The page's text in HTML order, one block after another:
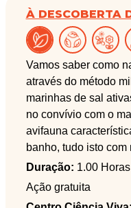
À DESCOBERTA
Vamos saber como
através do método
marinhas de sal
no convívio com o
avifauna
banho, tudo isto
Duração: 1.00 Horas
Ação gratuita